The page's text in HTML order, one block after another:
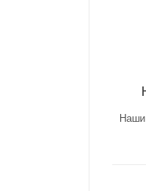
Наши